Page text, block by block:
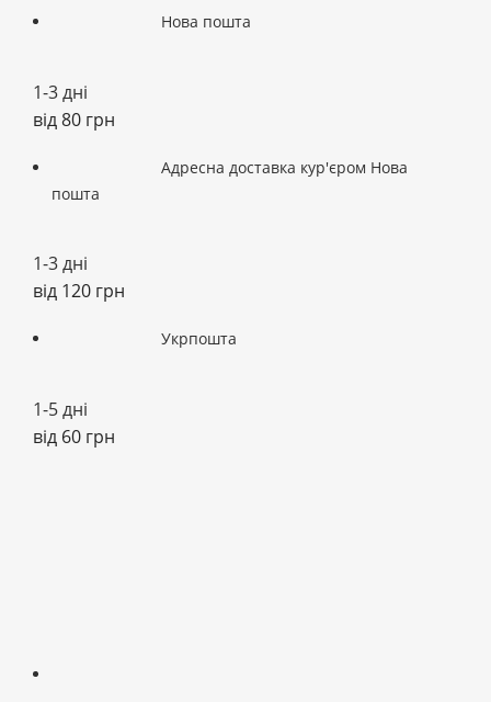
Нова пошта
1-3 дні
від 80 грн
Адресна доставка кур'єром Нова
пошта
1-3 дні
від 120 грн
Укрпошта
1-5 дні
від 60 грн